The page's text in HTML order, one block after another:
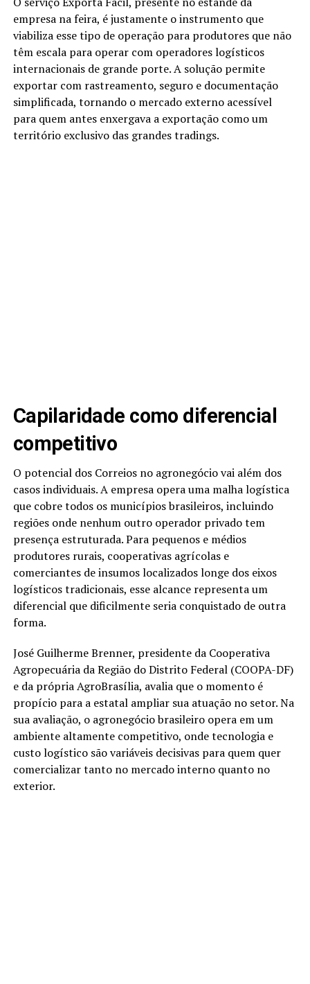
empresa na feira, é justamente o instrumento que
viabiliza esse tipo de operação para produtores que não
têm escala para operar com operadores logísticos
internacionais de grande porte. A solução permite
exportar com rastreamento, seguro e documentação
simplificada, tornando o mercado externo acessível
para quem antes enxergava a exportação como um
território exclusivo das grandes tradings.
Capilaridade como diferencial
competitivo
O potencial dos Correios no agronegócio vai além dos
casos individuais. A empresa opera uma malha logística
que cobre todos os municípios brasileiros, incluindo
regiões onde nenhum outro operador privado tem
presença estruturada. Para pequenos e médios
produtores rurais, cooperativas agrícolas e
comerciantes de insumos localizados longe dos eixos
logísticos tradicionais, esse alcance representa um
diferencial que dificilmente seria conquistado de outra
forma.
José Guilherme Brenner, presidente da Cooperativa
Agropecuária da Região do Distrito Federal (COOPA-DF)
e da própria AgroBrasília, avalia que o momento é
propício para a estatal ampliar sua atuação no setor. Na
sua avaliação, o agronegócio brasileiro opera em um
ambiente altamente competitivo, onde tecnologia e
custo logístico são variáveis decisivas para quem quer
comercializar tanto no mercado interno quanto no
exterior.